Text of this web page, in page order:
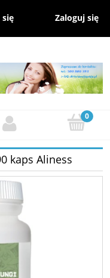
Zaloguj się
kaps Aliness